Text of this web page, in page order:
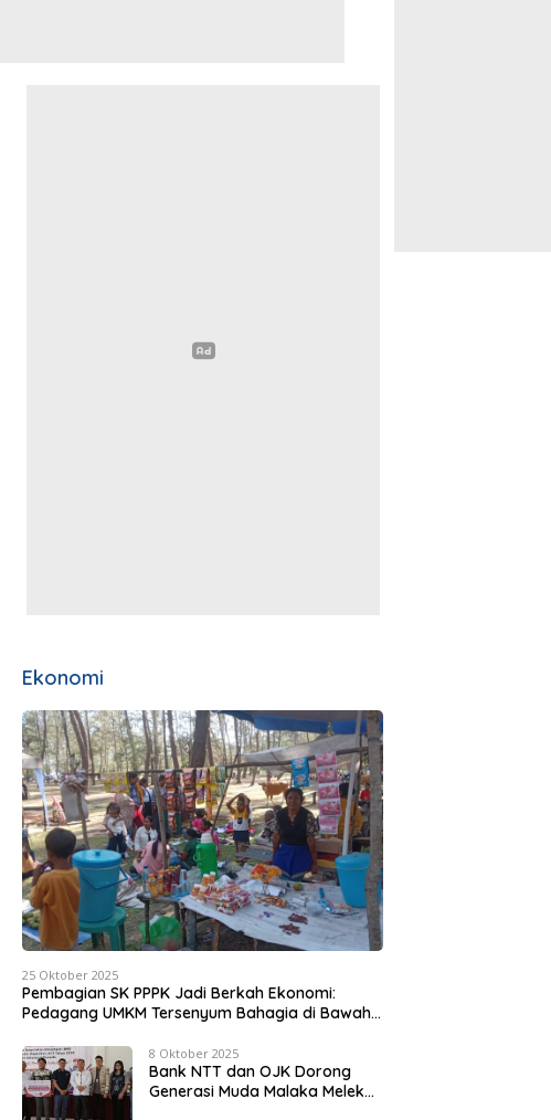
Ekonomi
25 Oktober 2025
Pembagian SK PPPK Jadi Berkah Ekonomi:
Pedagang UMKM Tersenyum Bahagia di Bawah
8 Oktober 2025
Bank NTT dan OJK Dorong
Generasi Muda Malaka Melek